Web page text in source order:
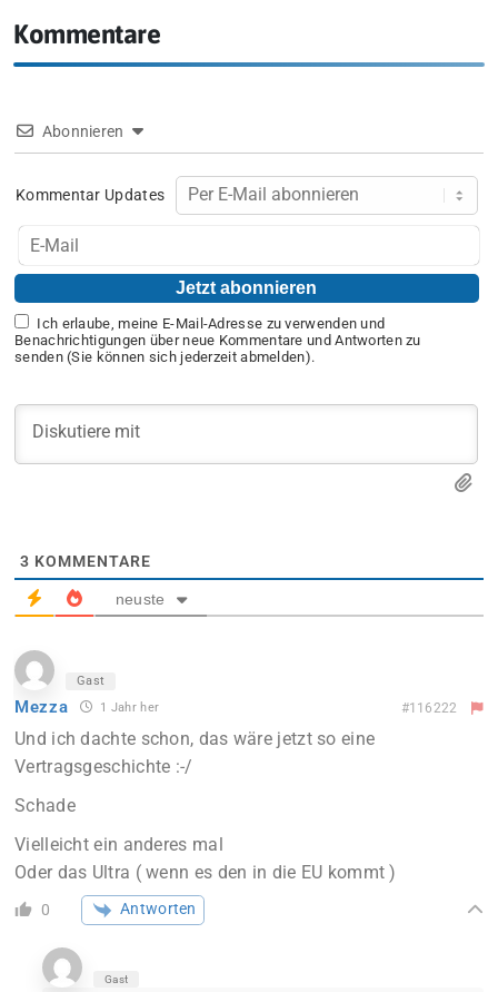
Kommentare
Abonnieren
Kommentar Updates
Ich erlaube, meine E-Mail-Adresse zu verwenden und
Benachrichtigungen über neue Kommentare und Antworten zu
senden (Sie können sich jederzeit abmelden).
3 KOMMENTARE
neuste
Gast
Mezza 1 Jahr her #116222
Und ich dachte schon, das wäre jetzt so eine
Vertragsgeschichte :-/
Schade
Vielleicht ein anderes mal
Oder das Ultra ( wenn es den in die EU kommt )
0 Antworten
Gast